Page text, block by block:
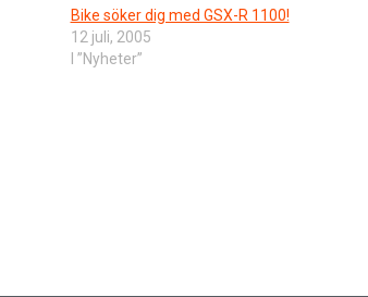
Bike söker dig med GSX-R 1100!
12 juli, 2005
I ”Nyheter”